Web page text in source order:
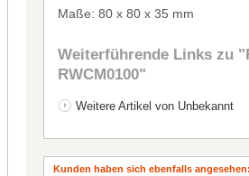
Maße: 80 x 80 x 35 mm
Weiterführende Links zu
RWCM0100"
Weitere Artikel von Unbekannt
Kunden haben sich ebenfalls